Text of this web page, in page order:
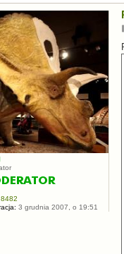
8482
3 grudnia 2007, o 19:51